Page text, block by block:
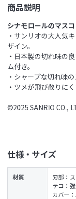
商品説明
シナモロールのマス
・サンリオの大人気
ザイン。
・日本製の切れ味の
ム付き。
・シャープな切れ味
・ツメが飛び散りに
©2025 SANRIO CO.,
仕様・サイズ
材質
刃部：
テコ：
カバー